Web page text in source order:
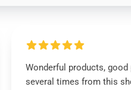
Wonderful products, good
several times from this